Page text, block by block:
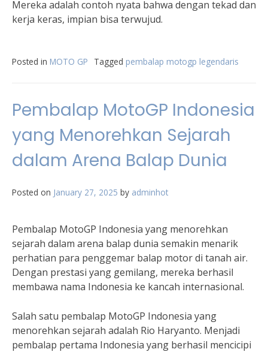
Mereka adalah contoh nyata bahwa dengan tekad dan
kerja keras, impian bisa terwujud.
Posted in MOTO GP Tagged pembalap motogp legendaris
Pembalap MotoGP Indonesia
yang Menorehkan Sejarah
dalam Arena Balap Dunia
Posted on January 27, 2025 by adminhot
Pembalap MotoGP Indonesia yang menorehkan
sejarah dalam arena balap dunia semakin menarik
perhatian para penggemar balap motor di tanah air.
Dengan prestasi yang gemilang, mereka berhasil
membawa nama Indonesia ke kancah internasional.
Salah satu pembalap MotoGP Indonesia yang
menorehkan sejarah adalah Rio Haryanto. Menjadi
pembalap pertama Indonesia yang berhasil mencicipi